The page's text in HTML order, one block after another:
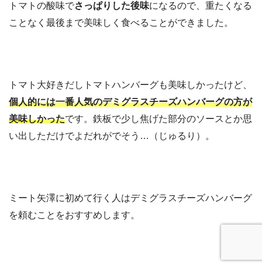
トマトの酸味でさっぱりした後味になるので、重たくなる
ことなく最後まで美味しく食べることができました。
トマト大好きだしトマトハンバーグも美味しかったけど、
個人的には一番人気のデミグラスチーズハンバーグの方が
美味しかったです。鉄板で少し焦げた部分のソースとか思
い出しただけでよだれがでそう…（じゅるり）。
ミート矢澤に初めて行く人はデミグラスチーズハンバーグ
を頼むことをおすすめします。